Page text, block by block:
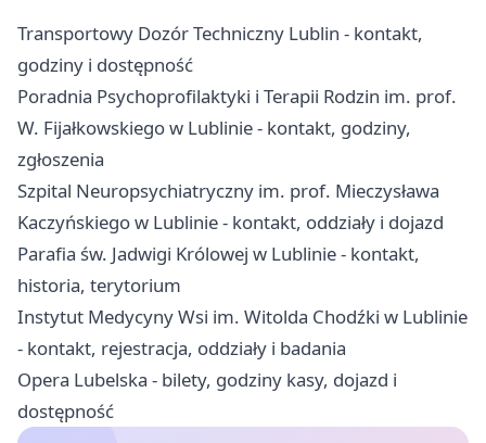
Transportowy Dozór Techniczny Lublin - kontakt,
godziny i dostępność
Poradnia Psychoprofilaktyki i Terapii Rodzin im. prof.
W. Fijałkowskiego w Lublinie - kontakt, godziny,
zgłoszenia
Szpital Neuropsychiatryczny im. prof. Mieczysława
Kaczyńskiego w Lublinie - kontakt, oddziały i dojazd
Parafia św. Jadwigi Królowej w Lublinie - kontakt,
historia, terytorium
Instytut Medycyny Wsi im. Witolda Chodźki w Lublinie
- kontakt, rejestracja, oddziały i badania
Opera Lubelska - bilety, godziny kasy, dojazd i
dostępność